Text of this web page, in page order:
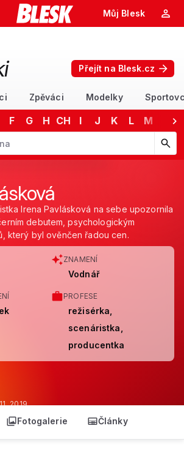
Můj Blesk
Přejít na Blesk.cz
Zpěváci Modelky
F G H CH I J K L M
dolů a nahoru procházejte návrhy,
Irena Pavlásková na sebe upozornila
debutem, psychologickým
který byl ověnčen řadou cen.
ZNAMENÍ
Vodnář
PROFESE
režisérka,
scenáristka,
producentka
2019
Fotogalerie Články